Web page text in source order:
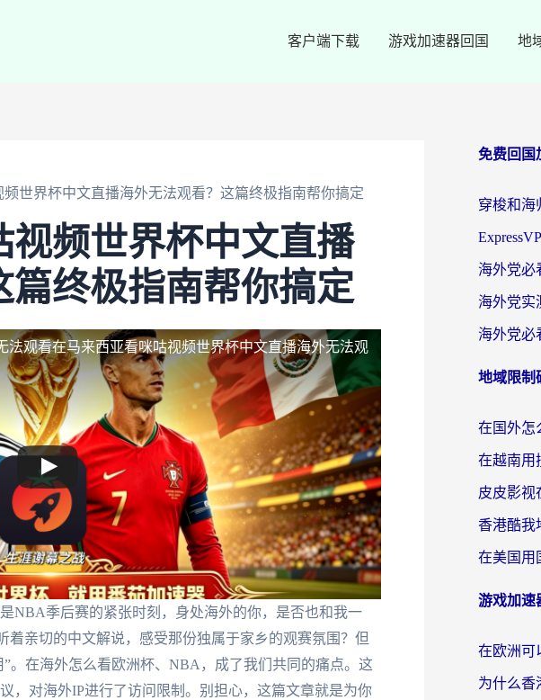
客户端下载 游戏加速器回国 地
世界杯中文直播海外无法观看？这篇终极指南帮你搞定
视频世界杯中文直播
篇终极指南帮你搞定
法观看在马来西亚看咪咕视频世界杯中文直播海外无法观
NBA季后赛的紧张时刻，身处海外的你，是否也和我一
亲切的中文解说，感受那份独属于家乡的观赛氛围？但
。在海外怎么看欧洲杯、NBA，成了我们共同的痛点。这
，对海外IP进行了访问限制。别担心，这篇文章就是为你
免费回国
地域限制
游戏加速